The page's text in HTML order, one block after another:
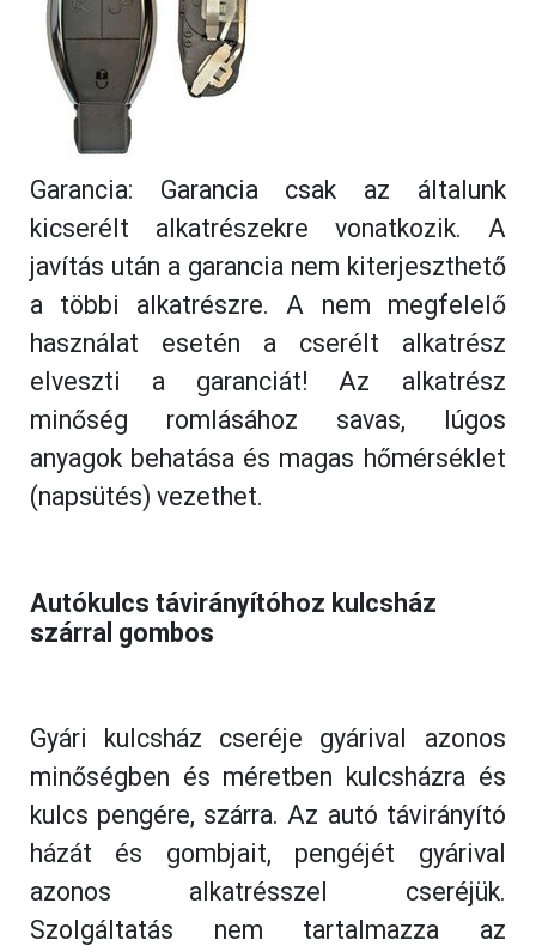
Garancia: Garancia csak az általunk
kicserélt alkatrészekre vonatkozik. A
javítás után a garancia nem kiterjeszthető
a többi alkatrészre. A nem megfelelő
használat esetén a cserélt alkatrész
elveszti a garanciát! Az alkatrész
minőség romlásához savas, lúgos
anyagok behatása és magas hőmérséklet
(napsütés) vezethet.
Autókulcs távirányítóhoz kulcsház
szárral gombos
Gyári kulcsház cseréje gyárival azonos
minőségben és méretben kulcsházra és
kulcs pengére, szárra. Az autó távirányító
házát és gombjait, pengéjét gyárival
azonos alkatrésszel cseréjük.
Szolgáltatás nem tartalmazza az